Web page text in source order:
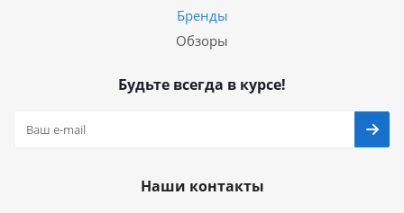
Бренды
Обзоры
Будьте всегда в курсе!
Наши контакты